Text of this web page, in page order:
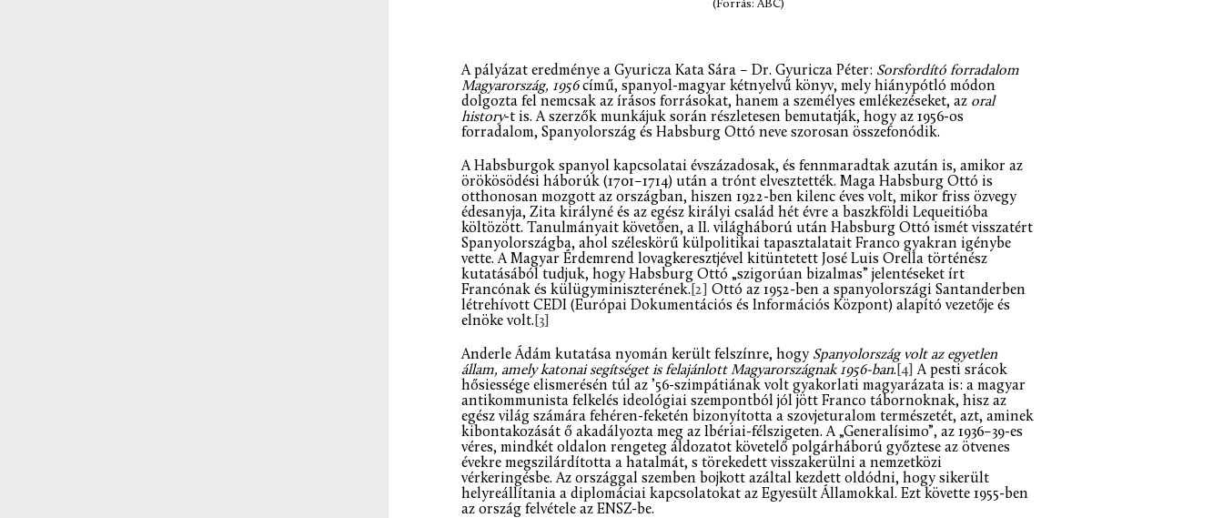
(Forrás: ABC)
A pályázat eredménye a Gyuricza Kata Sára – Dr. Gyuricza Péter: Sorsfordító forradalom
Magyarország, 1956című, spanyol-magyar kétnyelvű könyv, mely hiánypótló módon
dolgozta fel nemcsak az írásos forrásokat, hanem a személyes emlékezéseket, az oral
history-t is. A szerzők munkájuk során részletesen bemutatják, hogy az 1956-os
forradalom, Spanyolország és Habsburg Ottó neve szorosan összefonódik.
A Habsburgok spanyol kapcsolatai évszázadosak, és fennmaradtak azután is, amikor az
örökösödési háborúk (1701–1714) után a trónt elvesztették. Maga Habsburg Ottó is
otthonosan mozgott az országban, hiszen 1922-ben kilenc éves volt, mikor friss özvegy
édesanyja, Zita királyné és az egész királyi család hét évre a baszkföldi Lequeitióba
költözött. Tanulmányait követően, a II. világháború után Habsburg Ottó ismét visszatért
Spanyolországba, ahol széleskörű külpolitikai tapasztalatait Franco gyakran igénybe
vette. A Magyar Érdemrend lovagkeresztjével kitüntetett José Luis Orella történész
kutatásából tudjuk, hogy Habsburg Ottó „szigorúan bizalmas” jelentéseket írt
Francónak és külügyminiszterének. [2]
Ottó az 1952-ben a spanyolországi Santanderben
létrehívott CEDI (Európai Dokumentációs és Információs Központ) alapító vezetője és
elnöke volt. [3]
Anderle Ádám kutatása nyomán került felszínre, hogy Spanyolország volt az egyetlen
állam, amely katonai segítséget is felajánlott Magyarországnak 1956-ban. [4] A pesti srácok
hősiessége elismerésén túl az ’56-szimpátiának volt gyakorlati magyarázata is: a magyar
antikommunista felkelés ideológiai szempontból jól jött Franco tábornoknak, hisz az
egész világ számára fehéren-feketén bizonyította a szovjeturalom természetét, azt, aminek
kibontakozását ő akadályozta meg az Ibériai-félszigeten. A „Generalísimo”, az 1936–39-es
véres, mindkét oldalon rengeteg áldozatot követelő polgárháború győztese az ötvenes
évekre megszilárdította a hatalmát, s törekedett visszakerülni a nemzetközi
vérkeringésbe. Az országgal szemben bojkott azáltal kezdett oldódni, hogy sikerült
helyreállítania a diplomáciai kapcsolatokat az Egyesült Államokkal. Ezt követte 1955-ben
az ország felvétele az ENSZ-be.